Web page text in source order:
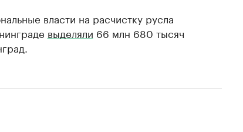
власти на расчистку русла
выделяли 66 млн 680 тысяч